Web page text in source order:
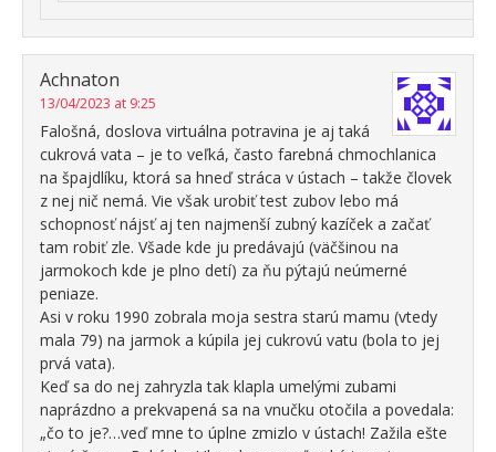
Achnaton
13/04/2023 at 9:25
Falošná, doslova virtuálna potravina je aj taká
cukrová vata – je to veľká, často farebná chmochlanica
na špajdlíku, ktorá sa hneď stráca v ústach – takže človek
z nej nič nemá. Vie však urobiť test zubov lebo má
schopnosť nájsť aj ten najmenší zubný kazíček a začať
tam robiť zle. Všade kde ju predávajú (väčšinou na
jarmokoch kde je plno detí) za ňu pýtajú neúmerné
peniaze.
Asi v roku 1990 zobrala moja sestra starú mamu (vtedy
mala 79) na jarmok a kúpila jej cukrovú vatu (bola to jej
prvá vata).
Keď sa do nej zahryzla tak klapla umelými zubami
naprázdno a prekvapená sa na vnučku otočila a povedala:
„čo to je?…veď mne to úplne zmizlo v ústach! Zažila ešte